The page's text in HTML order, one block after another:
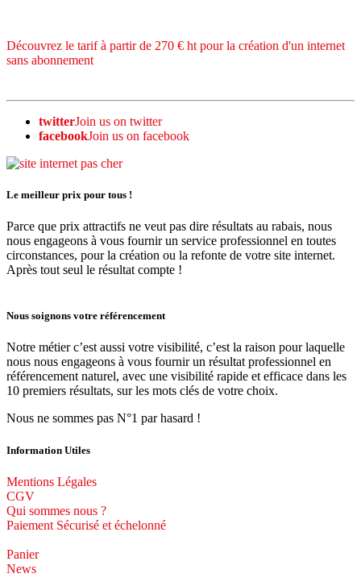
Découvrez le tarif à partir de 270 € ht pour la création d'un internet
sans abonnement
twitterJoin us on twitter
facebookJoin us on facebook
Le meilleur prix pour tous !
Parce que prix attractifs ne veut pas dire résultats au rabais, nous
nous engageons à vous fournir un service professionnel en toutes
circonstances, pour la création ou la refonte de votre site internet.
Après tout seul le résultat compte !
Nous soignons votre référencement
Notre métier c’est aussi votre visibilité, c’est la raison pour laquelle
nous nous engageons à vous fournir un résultat professionnel en
référencement naturel, avec une visibilité rapide et efficace dans les
10 premiers résultats, sur les mots clés de votre choix.
Nous ne sommes pas N°1 par hasard !
Information Utiles
Mentions Légales
CGV
Qui sommes nous ?
Paiement Sécurisé et échelonné
Panier
News